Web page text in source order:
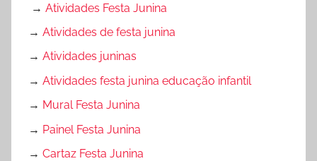
→ Atividades Festa Junina
→ Atividades de festa junina
→ Atividades juninas
→ Atividades festa junina educação infantil
→ Mural Festa Junina
→ Painel Festa Junina
→ Cartaz Festa Junina